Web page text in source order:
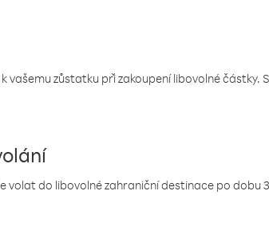
vašemu zůstatku při zakoupení libovolné
volat do libovolné zahraniční destinace po dobu